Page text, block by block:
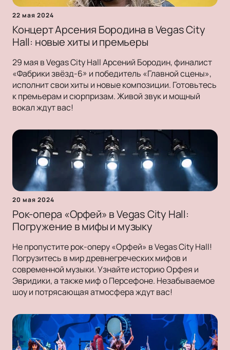
22 мая 2024
Концерт Арсения Бородина в Vegas City
Hall: новые хиты и премьеры
29 мая в Vegas City Hall Арсений Бородин, финалист
«Фабрики звёзд-6» и победитель «Главной сцены»,
исполнит свои хиты и новые композиции. Готовьтесь
к премьерам и сюрпризам. Живой звук и мощный
вокал ждут вас!
20 мая 2024
Рок-опера «Орфей» в Vegas City Hall:
Погружение в мифы и музыку
Не пропустите рок-оперу «Орфей» в Vegas City Hall!
Погрузитесь в мир древнегреческих мифов и
современной музыки. Узнайте историю Орфея и
Эвридики, а также миф о Персефоне. Незабываемое
шоу и потрясающая атмосфера ждут вас!